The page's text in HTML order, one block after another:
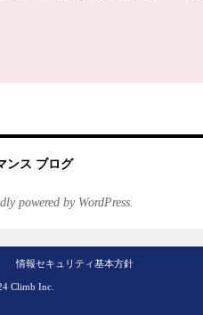
ンス ブログ
powered by WordPress.
情報セキュリティ基本方針
Climb Inc.